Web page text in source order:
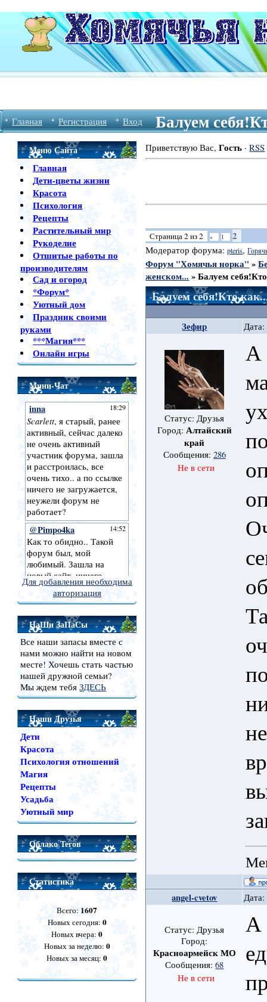
Главная Регистрация Вход Балуем
Меню Сайта
Главная
Дети-цветы жизни
Красота
Психология
Рецепты
Растительный мир
Рукоделие
Отшитые работы по
производителям
Сад и огород
*Форум*
Уютный дом
Праздник своими
руками
***Магия***
Онлайн игры
Мини-Чат
Для добавления необходима
авторизация
НаШи ЗаПаСы
Все наши запасы вместе с
нами можно найти на новом
месте! Хочешь стать частью
нашей дружной семьи?
Мы ждем тебяЗДЕСЬ
Наши Друзья
Дети
Красота
Психология отношений
Магия
Рецепты
Усадьба
Уютный мир
Облако Тегов
Статистика
Всего: 1607
Новых сегодня: 0
Новых вчера:0
Новых за неделю: 0
Новых за месяц:0
Приветствую Вас,Гость ·RSS
Страница2из2 « 1 2
Модератор форума:pteris,
Форум "Хомячья норка" »
женском... » Балуем
Балуем себя!Кто
Зефир
Статус: Друзья
Город: Алтайский
край
Сообщения: 286
Не в сети
А
angel-cvetov
Статус: Друзья
Город:
Красноармейск МО
Сообщения:68
Не в сети
А